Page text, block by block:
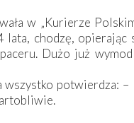
w „Kurierze
chodzę, opierając
Dużo już
wszystko potwierdza: